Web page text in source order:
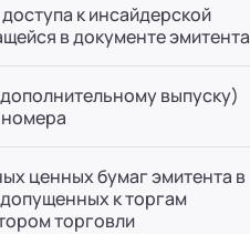
153)
153)
33
153)
к инсайдерской
в документе эмитента
выпуску)
ценных бумаг эмитента в
к торгам
торговли